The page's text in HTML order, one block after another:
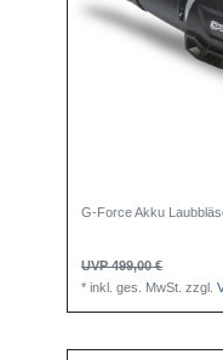
G-Force Akku
UVP 499,00 €
*inkl. ges. MwSt. zzgl.